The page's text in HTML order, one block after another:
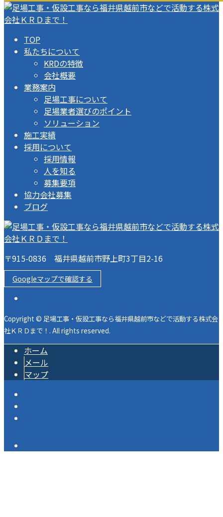
TOP
私たちについて
KRDの特徴
会社概要
業務案内
足場工事について
足場業者選びのポイント
ソリューション
施工実績
採用について
採用情報
人を知る
募集要項
協力会社募集
ブログ
〒915-0836 福井県越前市野上町3丁目2-16
Googleマップで確認する
Copyright © 足場工事・仮設工事なら福井県越前市などで活動する株式会
社ＫＲＤまで！. All rights reserved.
ホーム
メール
マップ